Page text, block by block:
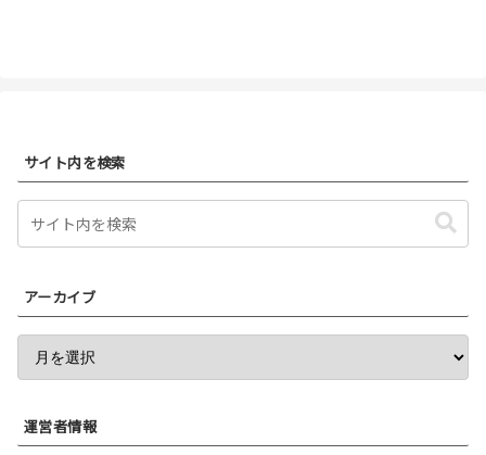
サイト内を検索
アーカイブ
運営者情報